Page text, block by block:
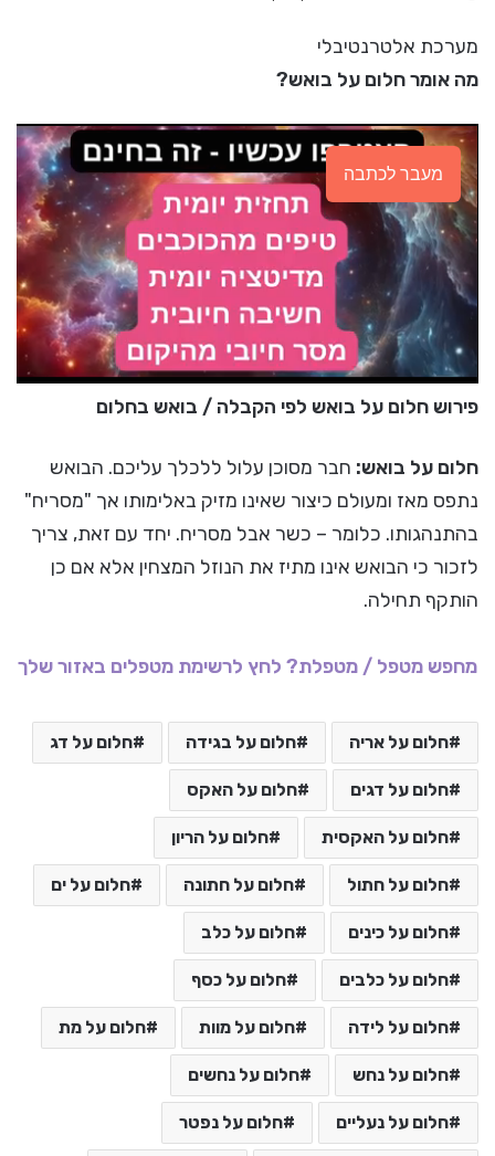
מערכת אלטרנטיבלי
מה אומר חלום על בואש?
מעבר לכתבה
פירוש חלום על בואש לפי הקבלה / בואש בחלום
חלום על בואש: חבר מסוכן עלול ללכלך עליכם. הבואש
נתפס מאז ומעולם כיצור שאינו מזיק באלימותו אך "מסריח"
בהתנהגותו. כלומר – כשר אבל מסריח. יחד עם זאת, צריך
לזכור כי הבואש אינו מתיז את הנוזל המצחין אלא אם כן
הותקף תחילה.
מחפש מטפל / מטפלת? לחץ לרשימת מטפלים באזור שלך
חלום על אריה חלום על בגידה חלום על דג
חלום על דגים חלום על האקס
חלום על האקסית חלום על הריון
חלום על חתול חלום על חתונה חלום על ים
חלום על כינים חלום על כלב
חלום על כלבים חלום על כסף
חלום על לידה חלום על מוות חלום על מת
חלום על נחש חלום על נחשים
חלום על נעליים חלום על נפטר